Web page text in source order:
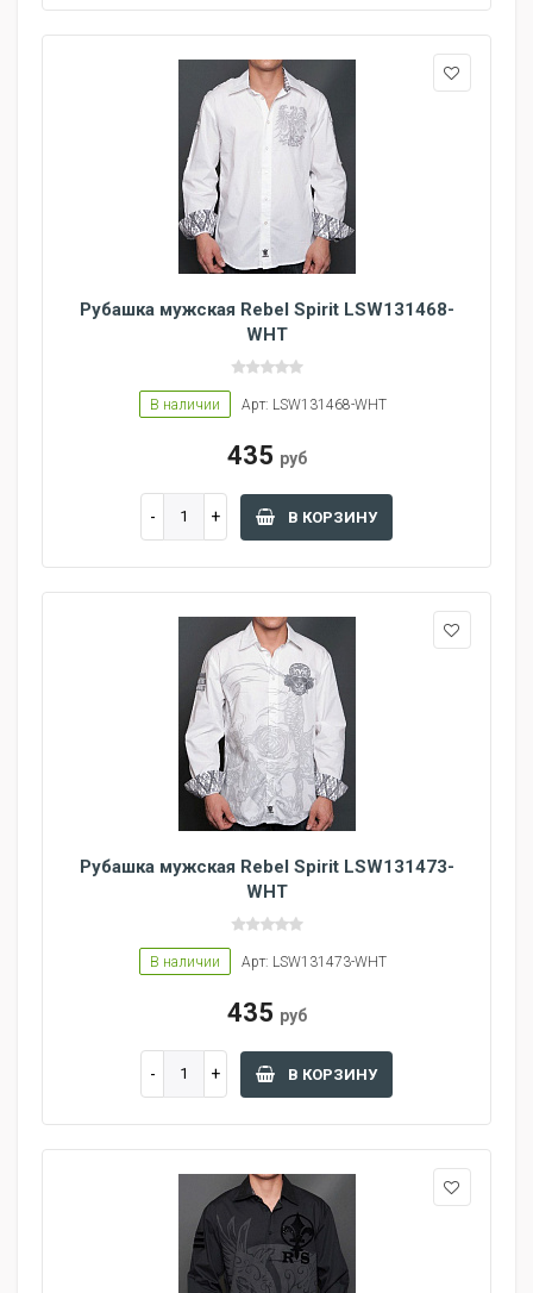
Рубашка мужская Rebel Spirit LSW131468-
WHT
В наличии Арт: LSW131468-WHT
435 руб
В КОРЗИНУ
Рубашка мужская Rebel Spirit LSW131473-
WHT
В наличии Арт: LSW131473-WHT
435 руб
В КОРЗИНУ